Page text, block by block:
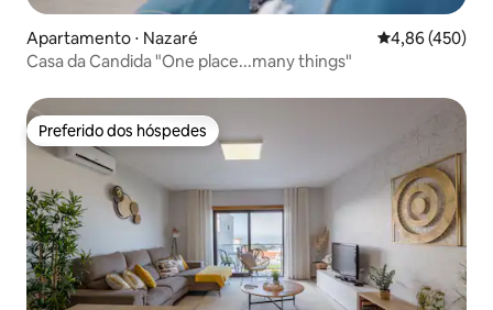
Apartamento ⋅ Nazaré 4,86 de uma
4,86 (450)
Casa da Candida "One place...many things"
Preferido dos hóspedes
Preferido dos hóspedes